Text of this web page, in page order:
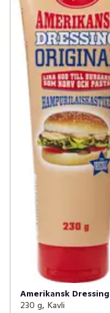
Amerikansk Dressing
230 g, Kavli